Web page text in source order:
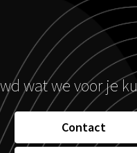
wat we voor je
Contact